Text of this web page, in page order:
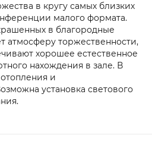
в кругу самых близких
малого формата.
в благородные
атмосферу торжественности,
хорошее естественное
нахождения в зале. В
и
установка светового